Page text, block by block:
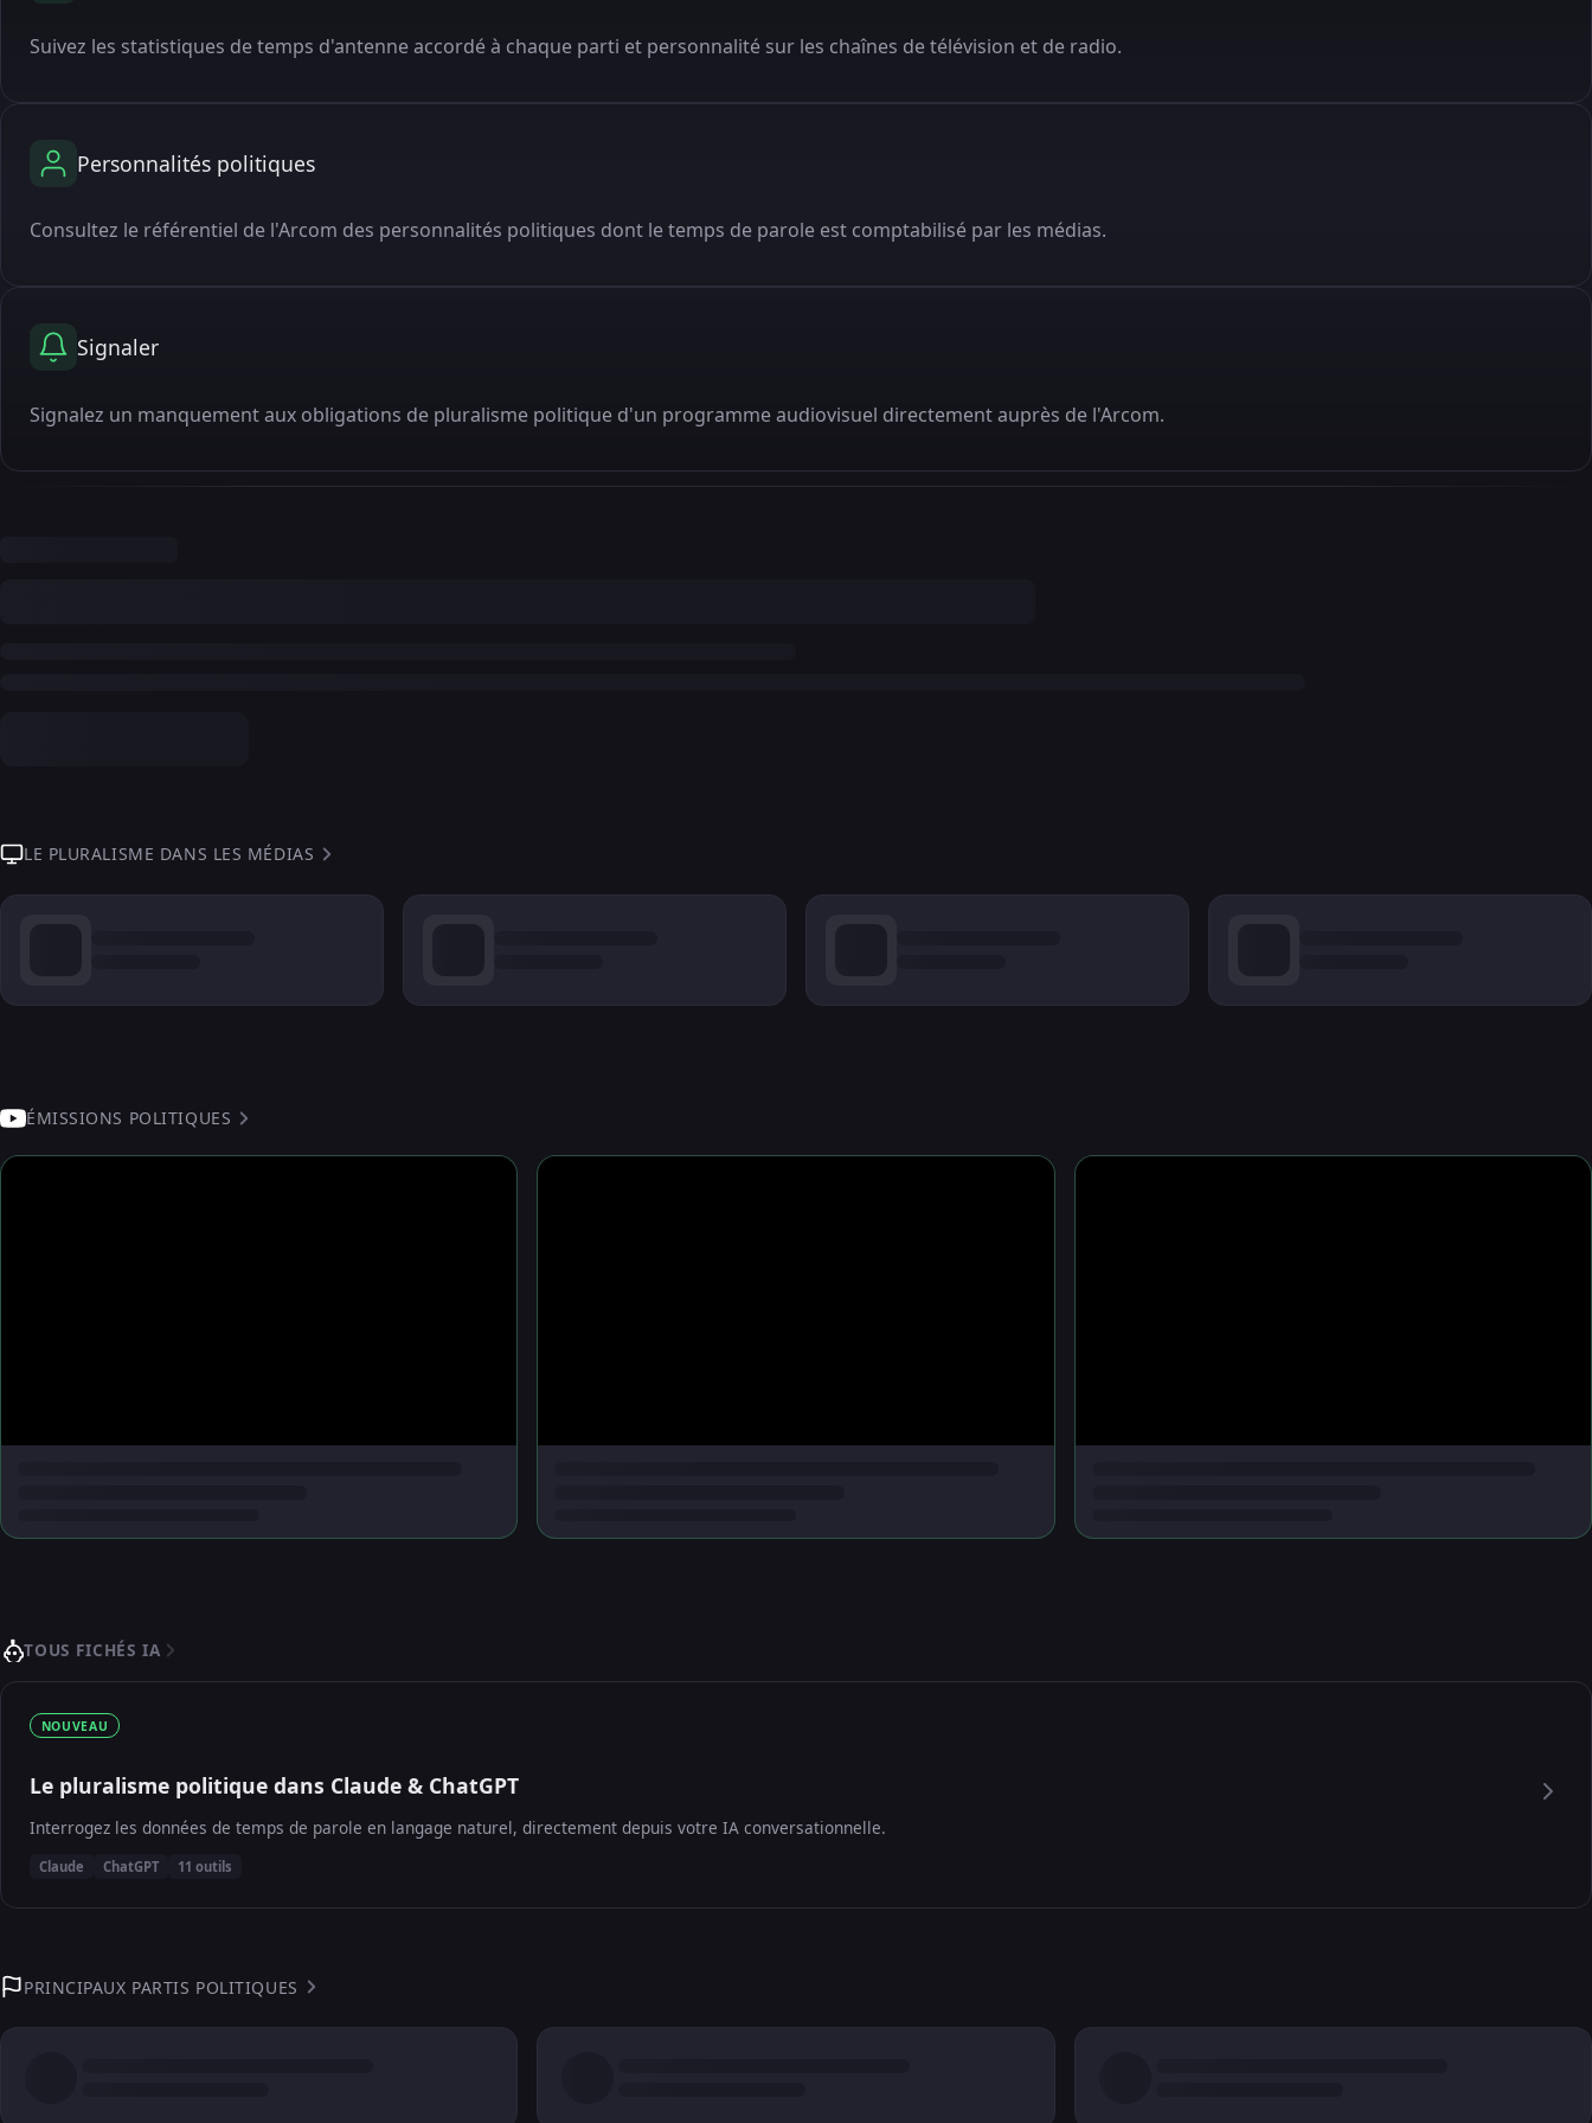
Suivez les statistiques de temps d'antenne accordé à chaque parti et personnalité sur les chaînes de télévision et de radio.
Personnalités politiques
Consultez le référentiel de l'Arcom des personnalités politiques dont le temps de parole est comptabilisé par les médias.
Signaler
Signalez un manquement aux obligations de pluralisme politique d'un programme audiovisuel directement auprès de l'Arcom.
LE PLURALISME DANS LES MÉDIAS
ÉMISSIONS POLITIQUES
TOUS FICHÉS IA
NOUVEAU
Le pluralisme politique dans Claude & ChatGPT
Interrogez les données de temps de parole en langage naturel, directement depuis votre IA conversationnelle.
Claude ChatGPT 11 outils
PRINCIPAUX PARTIS POLITIQUES